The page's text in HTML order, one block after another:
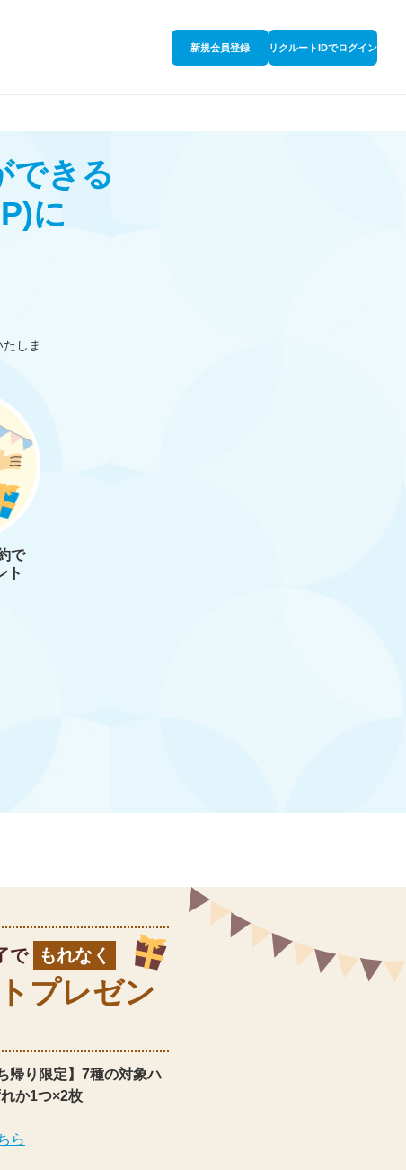
新規会員登録 リクルートIDでログイン
できる
に
しま
で
ト
で もれなく
プレゼン
帰り限定】 7種の対象ハ
か1つ×2枚
ら